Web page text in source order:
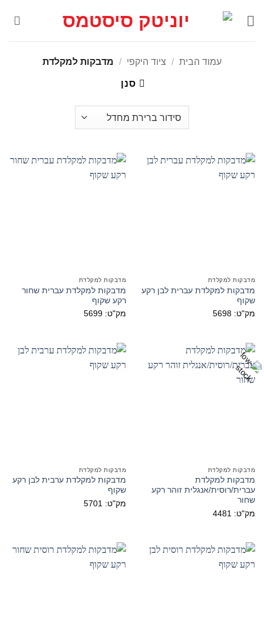
עמוד הבית / ציוד היקפי / מדבקות למקלדת
סנן
מדבקות למקלדת
מדבקות למקלדת עברית לבן רקע
שקוף
מק"ט: 5698
מדבקות למקלדת
מדבקות למקלדת עברית שחור
רקע שקוף
מק"ט: 5699
מדבקות למקלדת
מדבקות למקלדת
עברית/רוסית/אנגלית זוהר רקע
שחור
מק"ט: 4481
מדבקות למקלדת
מדבקות למקלדת ערבית לבן רקע
שקוף
מק"ט: 5701